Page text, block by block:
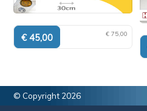
€ 75,00
© Copyright 2026